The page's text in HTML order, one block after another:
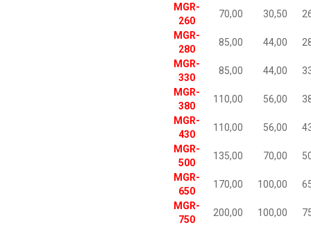
MGR-
260
70,00 30,50
MGR-
280
85,00 44,00
MGR-
330
85,00 44,00
MGR-
380
110,00 56,00
MGR-
430
110,00 56,00
MGR-
500
135,00 70,00
MGR-
650
170,00 100,00
MGR-
750
200,00 100,00